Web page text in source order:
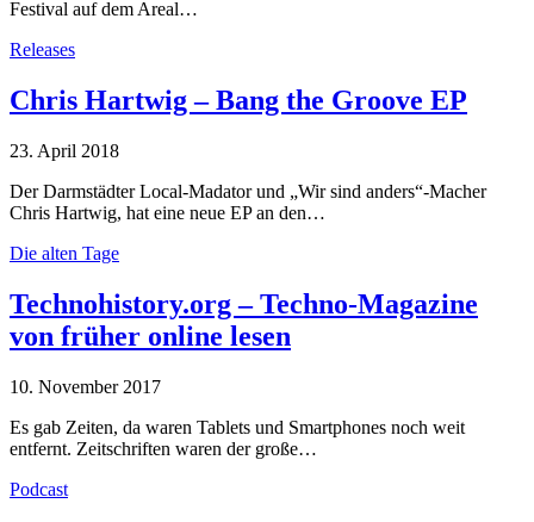
Festival auf dem Areal…
Releases
Chris Hartwig – Bang the Groove EP
23. April 2018
Der Darmstädter Local-Madator und „Wir sind anders“-Macher
Chris Hartwig, hat eine neue EP an den…
Die alten Tage
Technohistory.org – Techno-Magazine
von früher online lesen
10. November 2017
Es gab Zeiten, da waren Tablets und Smartphones noch weit
entfernt. Zeitschriften waren der große…
Podcast